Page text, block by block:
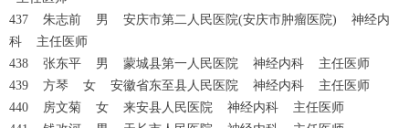
437 朱志前 男 安庆市第二人民医院(安庆市肿瘤医院) 神经内
科 主任医师
438 张东平 男 蒙城县第一人民医院 神经内科 主任医师
439 方琴 女 安徽省东至县人民医院 神经内科 主任医师
440 房文菊 女 来安县人民医院 神经内科 主任医师